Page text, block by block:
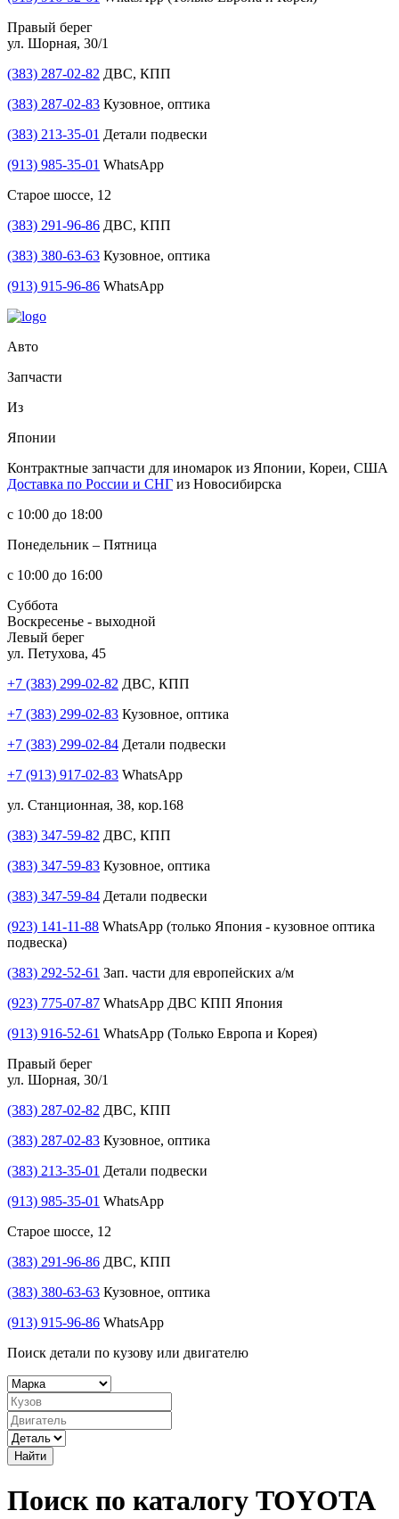
Правый берег
ул. Шорная, 30/1
(383) 287-02-82 ДВС, КПП
(383) 287-02-83 Кузовное, оптика
(383) 213-35-01 Детали подвески
(913) 985-35-01 WhatsApp
Старое шоссе, 12
(383) 291-96-86 ДВС, КПП
(383) 380-63-63 Кузовное, оптика
(913) 915-96-86 WhatsApp
Авто
Запчасти
Из
Японии
Контрактные запчасти для иномарок из Японии, Кореи, США
Доставка по России и СНГ из Новосибирска
с 10:00 до 18:00
Понедельник – Пятница
с 10:00 до 16:00
Суббота
Воскресенье - выходной
Левый берег
ул. Петухова, 45
+7 (383) 299-02-82 ДВС, КПП
+7 (383) 299-02-83 Кузовное, оптика
+7 (383) 299-02-84 Детали подвески
+7 (913) 917-02-83 WhatsApp
ул. Станционная, 38, кор.168
(383) 347-59-82 ДВС, КПП
(383) 347-59-83 Кузовное, оптика
(383) 347-59-84 Детали подвески
(923) 141-11-88 WhatsApp (только Япония - кузовное оптика
подвеска)
(383) 292-52-61 Зап. части для европейских а/м
(923) 775-07-87 WhatsApp ДВС КПП Япония
(913) 916-52-61 WhatsApp (Только Европа и Корея)
Правый берег
ул. Шорная, 30/1
(383) 287-02-82 ДВС, КПП
(383) 287-02-83 Кузовное, оптика
(383) 213-35-01 Детали подвески
(913) 985-35-01 WhatsApp
Старое шоссе, 12
(383) 291-96-86 ДВС, КПП
(383) 380-63-63 Кузовное, оптика
(913) 915-96-86 WhatsApp
Поиск детали по кузову или двигателю
Найти
Поиск по каталогу TOYOTA